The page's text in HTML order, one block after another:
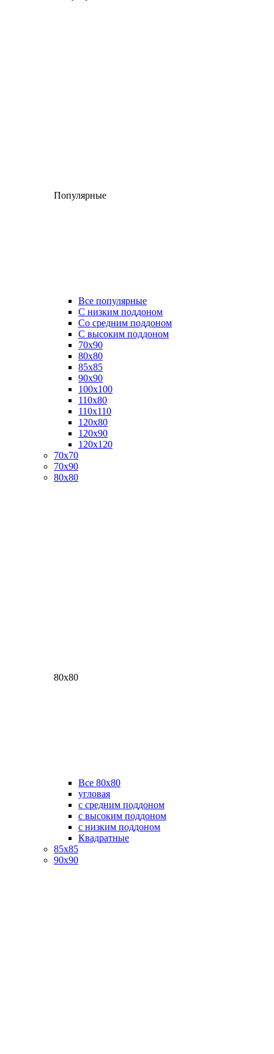
Популярные
Все популярные
C низким поддоном
Со средним поддоном
С высоким поддоном
70х90
80х80
85х85
90х90
100х100
110х80
110х110
120х80
120х90
120х120
70х70
70х90
80х80
80х80
Все 80х80
угловая
с средним поддоном
с высоким поддоном
с низким поддоном
Квадратные
85х85
90х90